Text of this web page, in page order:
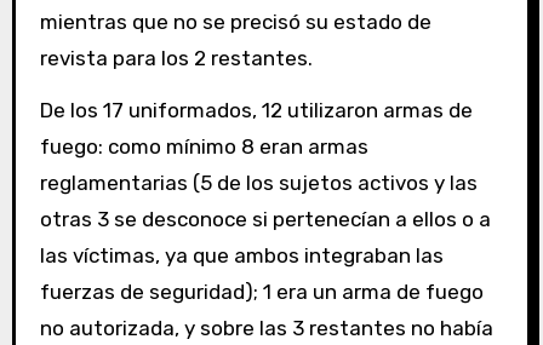
mientras que no se precisó su estado de
revista para los 2 restantes.
De los 17 uniformados, 12 utilizaron armas de
fuego: como mínimo 8 eran armas
reglamentarias (5 de los sujetos activos y las
otras 3 se desconoce si pertenecían a ellos o a
las víctimas, ya que ambos integraban las
fuerzas de seguridad); 1 era un arma de fuego
no autorizada, y sobre las 3 restantes no había